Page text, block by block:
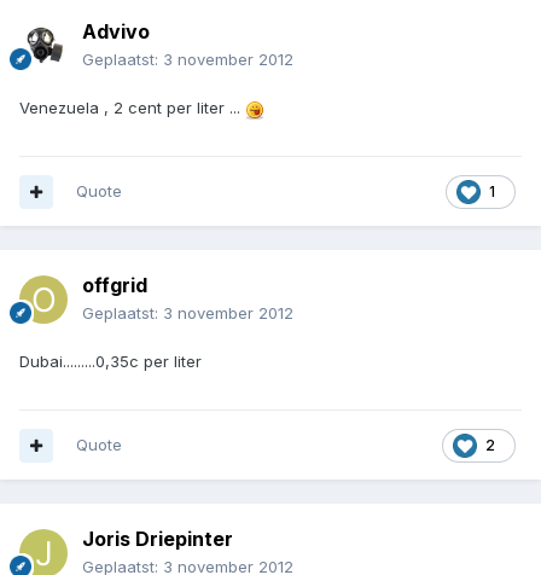
Advivo
Geplaatst: 3 november 2012
Venezuela , 2 cent per liter ...
1
Quote
offgrid
Geplaatst: 3 november 2012
Dubai.........0,35c per liter
2
Quote
Joris Driepinter
Geplaatst: 3 november 2012